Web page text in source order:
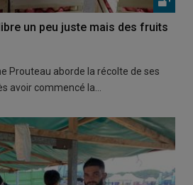
un peu juste mais des fruits
Prouteau aborde la récolte de ses
avoir commencé la…